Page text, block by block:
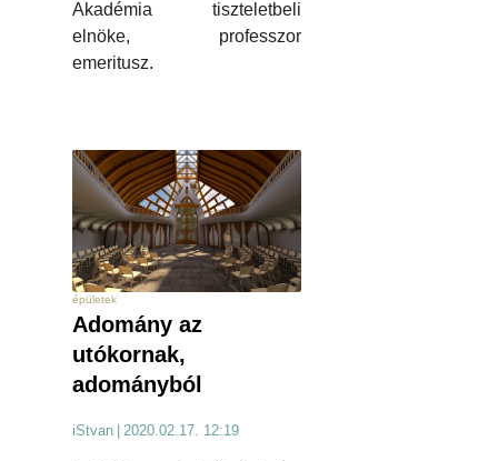
Akadémia tiszteletbeli
elnöke, professzor
emeritusz.
épületek
Adomány az
utókornak,
adományból
iStvan 2020.02.17. 12:19